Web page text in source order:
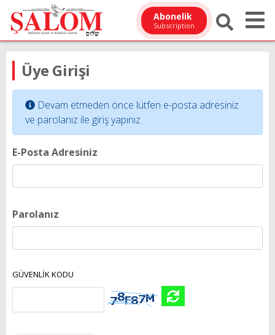
Abonelik
Subscription
Üye Girişi
Devam etmeden önce lütfen e-posta adresiniz
ve parolanız ile giriş yapınız.
E-Posta Adresiniz
Parolanız
GÜVENLİK KODU